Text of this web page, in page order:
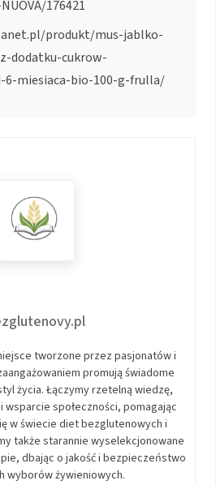
176421
produkt/mus-jablko-
dodatku-cukrow-
6-miesiaca-bio-100-g-frulla/
tworzone przez pasjonatów i
promują świadome
życia. Łączymy rzetelną wiedzę,
społeczności, pomagając
w świecie diet bezglutenowych i
także starannie wyselekcjonowane
dbając o jakość i bezpieczeństwo
wyborów żywieniowych.